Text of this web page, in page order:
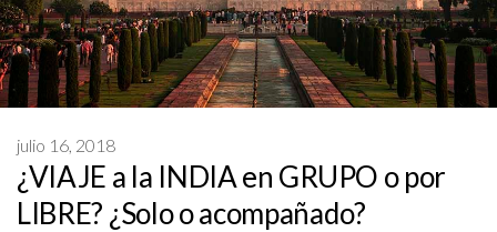
¿VIAJE a la INDIA en GRUPO o por
LIBRE? ¿Solo o acompañado?
julio 16, 2018